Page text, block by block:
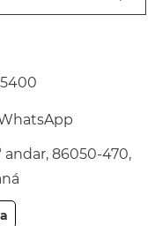
andar, 86050-470,